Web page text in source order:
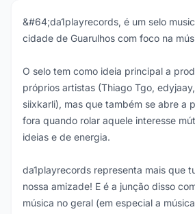
&#64;da1playrecords, é um selo
cidade de Guarulhos com foco na
O selo tem como ideia principal a
próprios artistas (Thiago Tgo,
siixkarli), mas que também se abre a
fora quando rolar aquele interesse
ideias e de energia.
da1playrecords representa mais que
nossa amizade! E é a junção disso
música no geral (em especial a